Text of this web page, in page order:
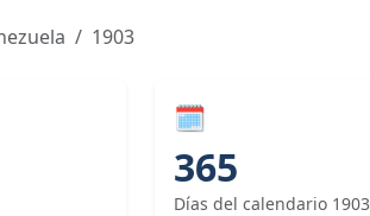
1903
🗓
365
Días del calendario 1903